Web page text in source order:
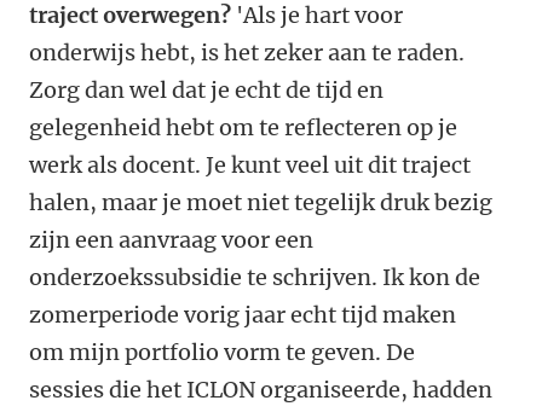
traject overwegen? 'Als je hart voor
onderwijs hebt, is het zeker aan te raden.
Zorg dan wel dat je echt de tijd en
gelegenheid hebt om te reflecteren op je
werk als docent. Je kunt veel uit dit traject
halen, maar je moet niet tegelijk druk bezig
zijn een aanvraag voor een
onderzoekssubsidie te schrijven. Ik kon de
zomerperiode vorig jaar echt tijd maken
om mijn portfolio vorm te geven. De
sessies die het ICLON organiseerde, hadden